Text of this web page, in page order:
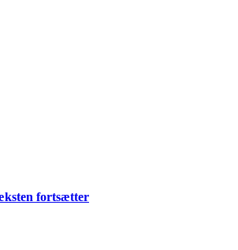
fortsætter